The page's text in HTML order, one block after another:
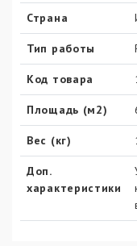
Страна
Тип работы
Код товара
Площадь (м2)
Вес (кг)
Доп.
характеристики